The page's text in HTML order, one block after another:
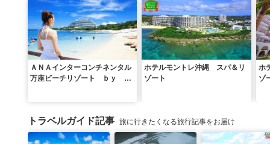
ＡＮＡインターコンチネンタル
万座ビーチリゾート ｂｙ Ｉ
ホテルモントレ沖縄 スパ＆リ
ゾート
ホ
ゾ
トラベルガイド記事 旅に行きたくなる旅行記事をお届け